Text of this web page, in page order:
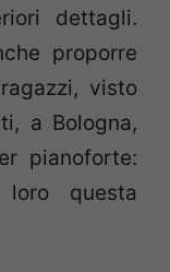
dettagli.
proporre
visto
a Bologna,
pianoforte:
questa